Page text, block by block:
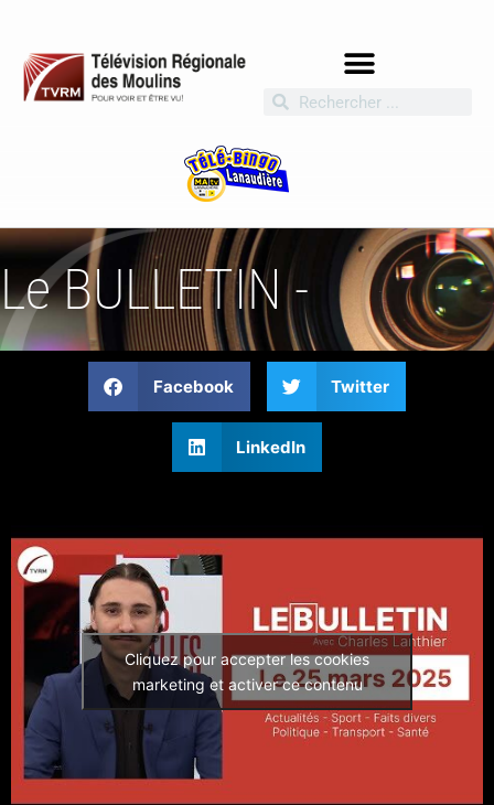
Le BULLETIN -
Facebook Twitter
LinkedIn
Cliquez pour accepter les cookies
marketing et activer ce contenu